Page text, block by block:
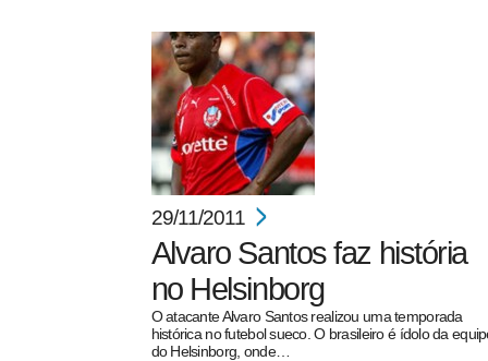
29/11/2011
Alvaro Santos faz história
no Helsinborg
O atacante Alvaro Santos realizou uma temporada
histórica no futebol sueco. O brasileiro é ídolo da
do Helsinborg, onde…